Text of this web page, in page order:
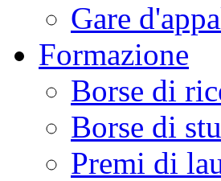
Gare
Formazione
Borse di
Borse di
Premi di